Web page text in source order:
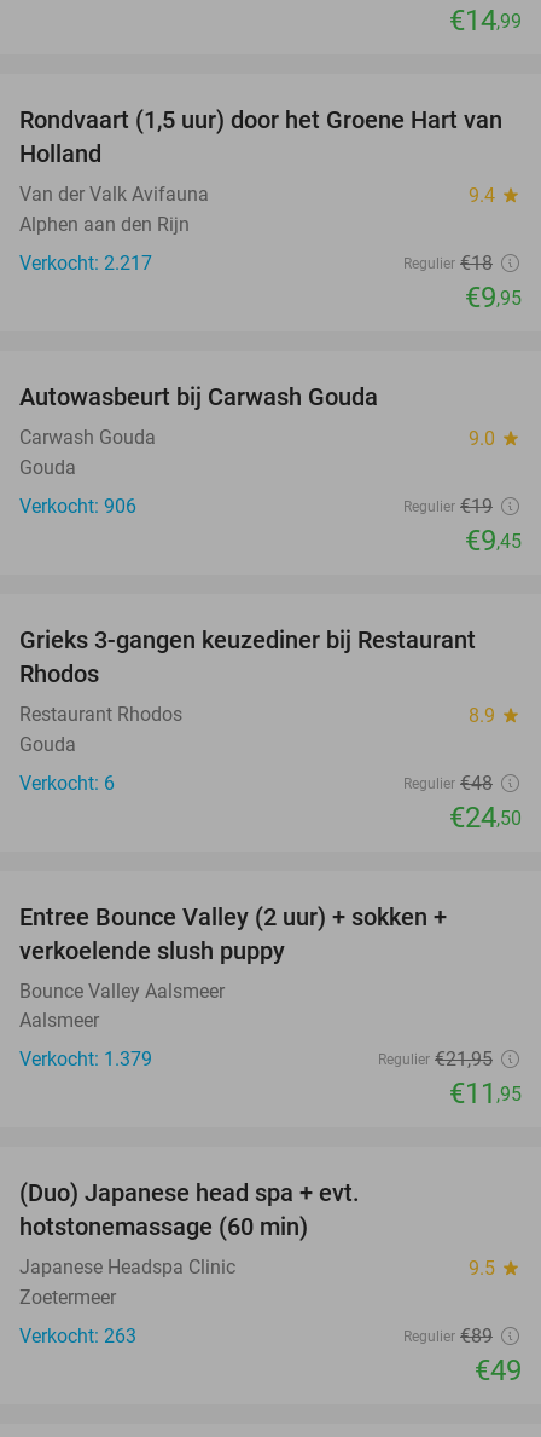
€14,99
45%
Rondvaart (1,5 uur) door het Groene Hart van
Holland
Van der Valk Avifauna 9.4 star
Alphen aan den Rijn
Verkocht: 2.217
Regulier €18
€9,95
Autowasbeurt bij Carwash Gouda
Carwash Gouda 9.0 star
Gouda
Verkocht: 906
Regulier €19
€9,45
49%
Grieks 3-gangen keuzediner bij Restaurant
Rhodos
Restaurant Rhodos 8.9 star
Gouda
Verkocht: 6
Regulier €48
€24,50
Entree Bounce Valley (2 uur) + sokken +
verkoelende slush puppy
Bounce Valley Aalsmeer
Aalsmeer
Verkocht: 1.379
Regulier €21,95
€11 ,95
(Duo) Japanese head spa + evt.
hotstonemassage (60 min)
Japanese Headspa Clinic 9.5 star
Zoetermeer
Verkocht: 263
Regulier €89
€49